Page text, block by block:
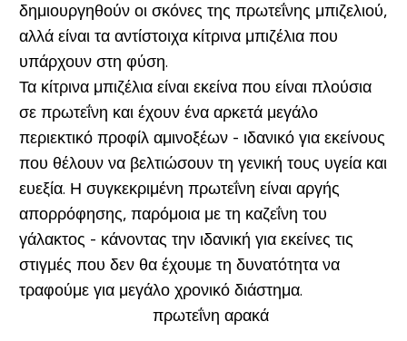
δημιουργηθούν οι σκόνες της πρωτεΐνης μπιζελιού,
αλλά είναι τα αντίστοιχα κίτρινα μπιζέλια που
υπάρχουν στη φύση.
Τα κίτρινα μπιζέλια είναι εκείνα που είναι πλούσια
σε πρωτεΐνη και έχουν ένα αρκετά μεγάλο
περιεκτικό προφίλ αμινοξέων - ιδανικό για εκείνους
που θέλουν να βελτιώσουν τη γενική τους υγεία και
ευεξία. Η συγκεκριμένη πρωτεΐνη είναι αργής
απορρόφησης, παρόμοια με τη καζεΐνη του
γάλακτος - κάνοντας την ιδανική για εκείνες τις
στιγμές που δεν θα έχουμε τη δυνατότητα να
τραφούμε για μεγάλο χρονικό διάστημα.